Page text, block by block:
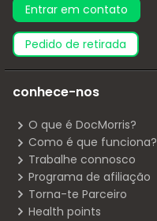
Entrar em contato
pedido de retirada
conhece-nos
O que é DocMorris?
Como é que funciona?
Trabalhe connosco
Programa de afiliação
Torna-te Parceiro
Health points